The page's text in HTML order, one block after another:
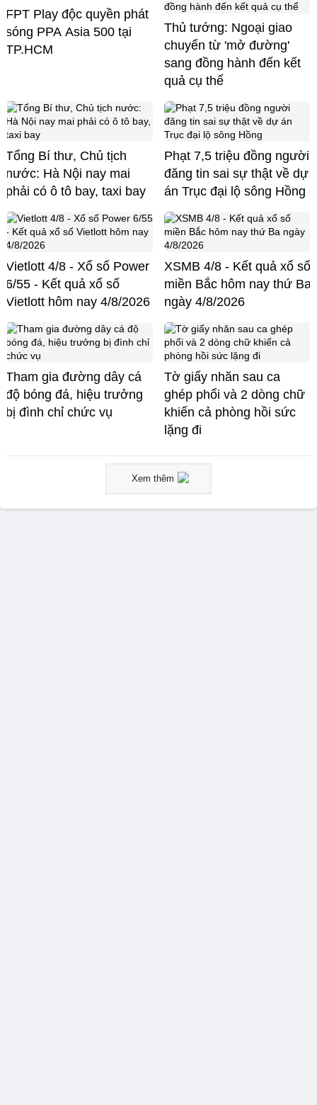
FPT Play độc quyền phát
sóng PPA Asia 500 tại
TP.HCM
Thủ tướng: Ngoại giao
chuyển từ 'mở đường'
sang đồng hành đến kết
quả cụ thể
Tổng Bí thư, Chủ tịch
nước: Hà Nội nay mai
phải có ô tô bay, taxi bay
Phạt 7,5 triệu đồng người
đăng tin sai sự thật về dự
án Trục đại lộ sông Hồng
Vietlott 4/8 - Xổ số Power
6/55 - Kết quả xổ số
Vietlott hôm nay 4/8/2026
XSMB 4/8 - Kết quả xổ số
miền Bắc hôm nay thứ Ba
ngày 4/8/2026
Tham gia đường dây cá
độ bóng đá, hiệu trưởng
bị đình chỉ chức vụ
Tờ giấy nhăn sau ca
ghép phổi và 2 dòng chữ
khiến cả phòng hồi sức
lặng đi
Xem thêm